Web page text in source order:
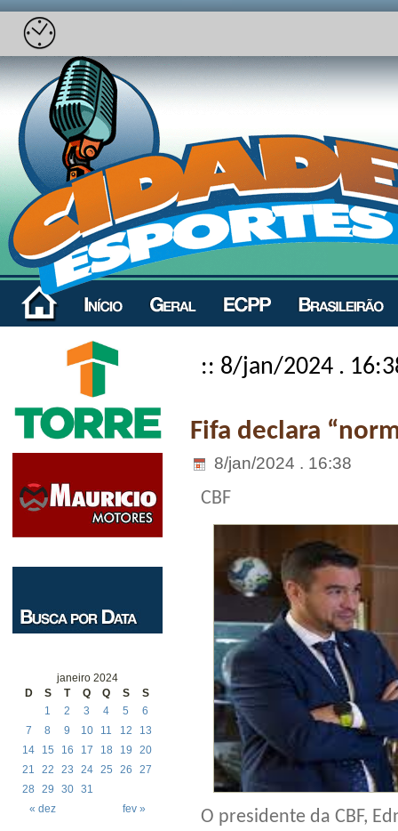
janeiro 2024
D
S T Q Q S S
« dez fev »
1 2 3 4 5
6
7
8 9 10 11 12
13
14
15 16 17 18 19
20
21
22 23 24 25 26
27
28
29 30 31
:: 8/jan/2024 .
Fifa declara
8/jan/2024 . 16:38
CBF
O presidente da CBF,